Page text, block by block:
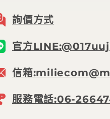
詢價方式
官方
信箱
服務電話:06-